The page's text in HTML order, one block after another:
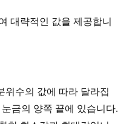
대략적인 값을 제공합니
위수의 값에 따라 달라집
금의 양쪽 끝에 있습니다.